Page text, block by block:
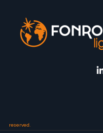
©2026
reserved.